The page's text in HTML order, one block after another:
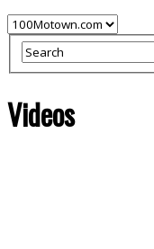
Videos